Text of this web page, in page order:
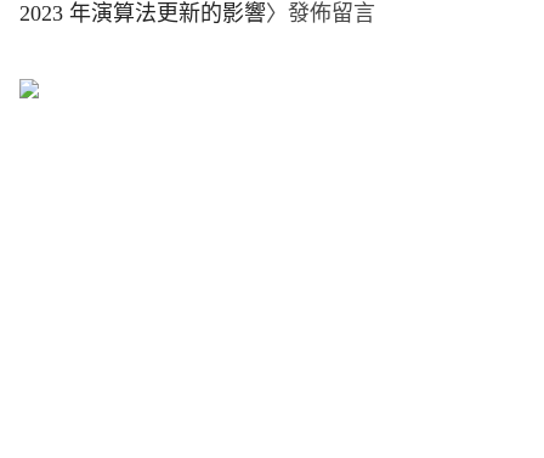
2023 年演算法更新的影響〉發佈留言